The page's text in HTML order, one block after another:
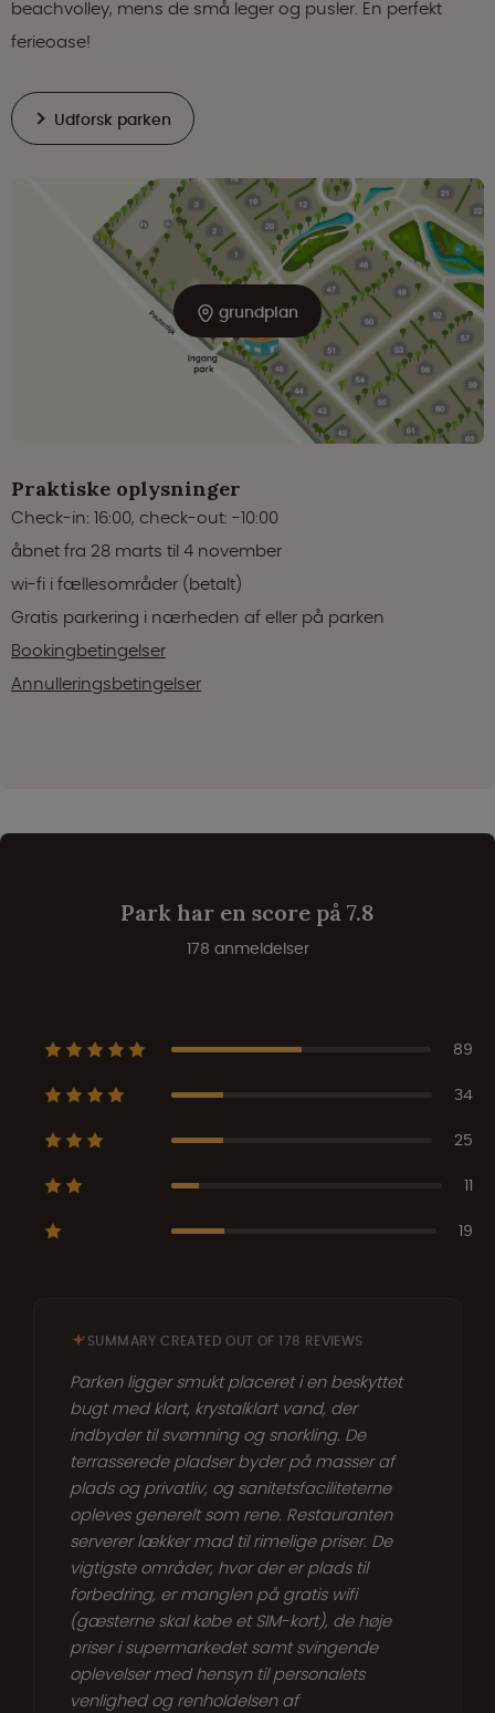
beachvolley, mens de små leger og pusler. En perfekt
ferieoase!
Udforsk parken
grundplan
Praktiske oplysninger
Check-in: 16:00, check-out: -10:00
åbnet fra 28 marts til 4 november
wi-fi i fællesområder (betalt)
Gratis parkering i nærheden af eller på parken
Bookingbetingelser
Annulleringsbetingelser
Park har en score på 7.8
178 anmeldelser
89
34
25
11
19
SUMMARY CREATED OUT OF 178 REVIEWS
Parken ligger smukt placeret i en beskyttet
bugt med klart, krystalklart vand, der
indbyder til svømning og snorkling. De
terrasserede pladser byder på masser af
plads og privatliv, og sanitetsfaciliteterne
opleves generelt som rene. Restauranten
serverer lækker mad til rimelige priser. De
vigtigste områder, hvor der er plads til
forbedring, er manglen på gratis wifi
(gæsterne skal købe et SIM-kort), de høje
priser i supermarkedet samt svingende
oplevelser med hensyn til personalets
venlighed og renholdelsen af